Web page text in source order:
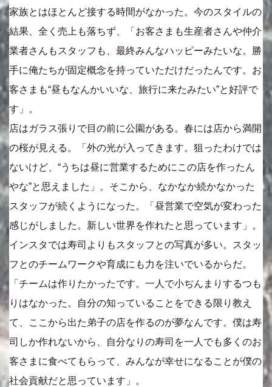
家族とはほとんど接する時間がなかった。今のスタイルの
結果、全く売上も落ちず、「お客さまも生産者さんや仲介
業者さんもスタッフも、最終みんなハッピーみたいな。勝
手に俺たちが固定概念を持っていただけだったんです。お
客さまも“昼もなんかいいな、旅行に来たみたい”と好評で
す」。
店はガラス張りで目の前に公園がある。春には店から満開
の桜が見える。「外の光が入ってきます。狙ったわけでは
ないけど、“うちは昼に営業するためにこの店を作ったん
やな”と思えました」。そこから、なかなか続かなかった
スタッフが続くようになった。「昼営業で空気が変わった
感じがしました。新しい世界を作れたと思っています」。
インスタでは寿司よりもスタッフとの写真が多い。スタッ
フとのチームワークや育成にも力を注いでいるからだ。
「チームは作りたかったです。一人で小ぢんまりするつも
りはなかった。自分の知っていることをできる限り教え
て、ここから出た弟子の店を作るのが夢なんです。僕は寿
司しか作れないから、自分なりの寿司を一人でも多くのお
客さまに食べてもらって、みんなが幸せになることが僕の
社会貢献だと思っています」。